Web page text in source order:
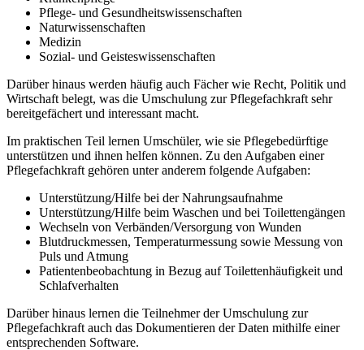
Pflege- und Gesundheitswissenschaften
Naturwissenschaften
Medizin
Sozial- und Geisteswissenschaften
Darüber hinaus werden häufig auch Fächer wie Recht, Politik und
Wirtschaft belegt, was die Umschulung zur Pflegefachkraft sehr
bereitgefächert und interessant macht.
Im praktischen Teil lernen Umschüler, wie sie Pflegebedürftige
unterstützen und ihnen helfen können. Zu den Aufgaben einer
Pflegefachkraft gehören unter anderem folgende Aufgaben:
Unterstützung/Hilfe bei der Nahrungsaufnahme
Unterstützung/Hilfe beim Waschen und bei Toilettengängen
Wechseln von Verbänden/Versorgung von Wunden
Blutdruckmessen, Temperaturmessung sowie Messung von
Puls und Atmung
Patientenbeobachtung in Bezug auf Toilettenhäufigkeit und
Schlafverhalten
Darüber hinaus lernen die Teilnehmer der Umschulung zur
Pflegefachkraft auch das Dokumentieren der Daten mithilfe einer
entsprechenden Software.